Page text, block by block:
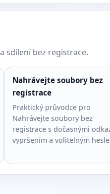
sdílení bez registrace.
Nahrávejte soubory bez
registrace
Praktický průvodce pro
Nahrávejte soubory bez
registrace s dočasnými
vypršením a volitelným